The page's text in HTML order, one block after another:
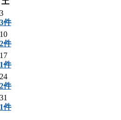
3
3件
10
2件
17
1件
24
2件
31
1件